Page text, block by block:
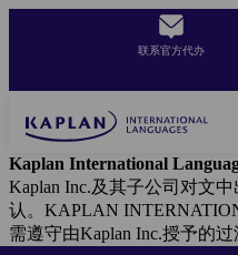
联系官方代办
Kaplan International
Kaplan Inc.及其子公司对文
认。KAPLAN
需遵守由Kaplan Inc.授予的过